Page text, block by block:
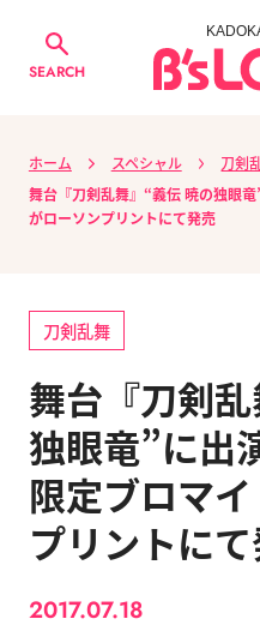
SEARCH
ホーム スペシャル
刀剣
舞台『刀剣乱舞』“義伝 暁の独眼
がローソンプリントにて発売
刀剣乱舞
舞台『刀剣
独眼竜”に出
限定ブロマ
プリントに
2017.07.18